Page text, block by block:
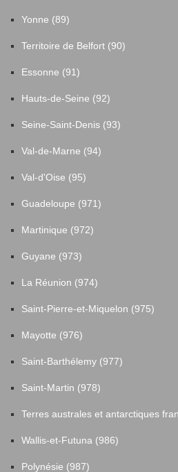
Yonne (89)
Territoire de Belfort (90)
Essonne (91)
Hauts-de-Seine (92)
Seine-Saint-Denis (93)
Val-de-Marne (94)
Val-d'Oise (95)
Guadeloupe (971)
Martinique (972)
Guyane (973)
La Réunion (974)
Saint-Pierre-et-Miquelon (975)
Mayotte (976)
Saint-Barthélemy (977)
Saint-Martin (978)
Terres australes et antarctiques
Wallis-et-Futuna (986)
Polynésie (987)